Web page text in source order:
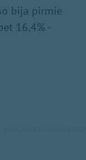
bija pirmie
16,4% -